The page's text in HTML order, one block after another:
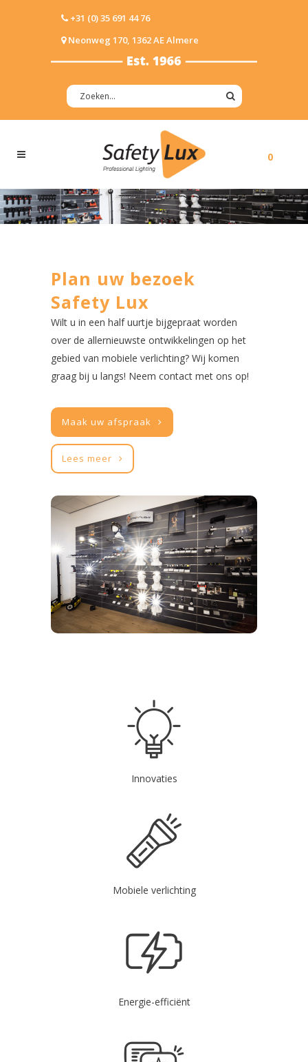
+31 (0) 35 691 44 76
Neonweg 170, 1362 AE Almere
0
Plan uw bezoek
Safety Lux
Wilt u in een half uurtje bijgepraat worden
over de allernieuwste ontwikkelingen op het
gebied van mobiele verlichting? Wij komen
graag bij u langs! Neem contact met ons op!
Maak uw afspraak
Lees meer
Innovaties
Mobiele verlichting
Energie-efficiënt